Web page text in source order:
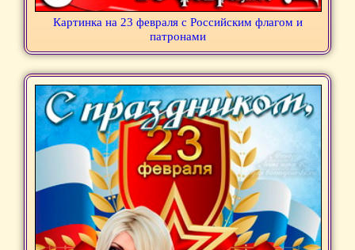
Картинка на 23 февраля с Российским флагом и
патронами